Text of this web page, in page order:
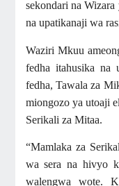
sekondari na
na upatikanaji wa
Waziri Mkuu
fedha itahusika na
fedha, Tawala za
miongozo ya utoaji
Serikali za Mitaa.
“Mamlaka za
wa sera na hivyo
walengwa wote.